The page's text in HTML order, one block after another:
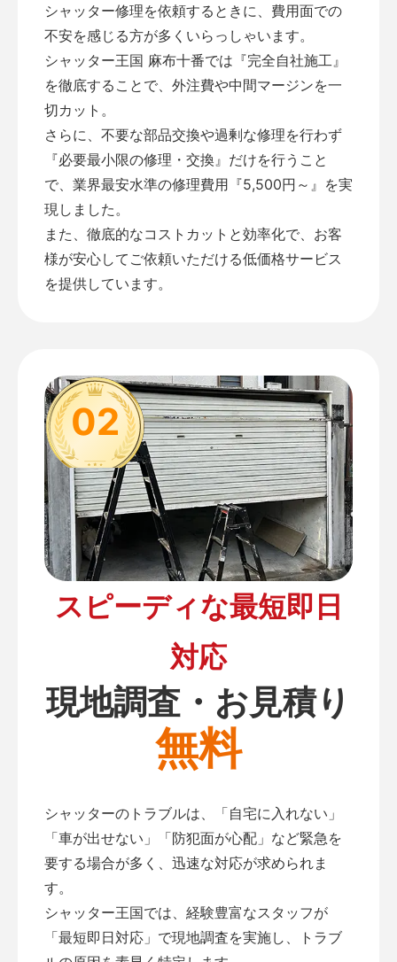
シャッター修理を依頼するときに、費用面での
不安を感じる方が多くいらっしゃいます。
シャッター王国 麻布十番では『完全自社施工』
を徹底することで、外注費や中間マージンを一
切カット。
さらに、不要な部品交換や過剰な修理を行わず
『必要最小限の修理・交換』だけを行うこと
で、業界最安水準の修理費用『5,500円～』を実
現しました。
また、徹底的なコストカットと効率化で、お客
様が安心してご依頼いただける低価格サービス
を提供しています。
02
スピーディな最短即日
対応
現地調査・お見積り
無料
シャッターのトラブルは、「自宅に入れない」
「車が出せない」「防犯面が心配」など緊急を
要する場合が多く、迅速な対応が求められま
す。
シャッター王国では、経験豊富なスタッフが
「最短即日対応」で現地調査を実施し、トラブ